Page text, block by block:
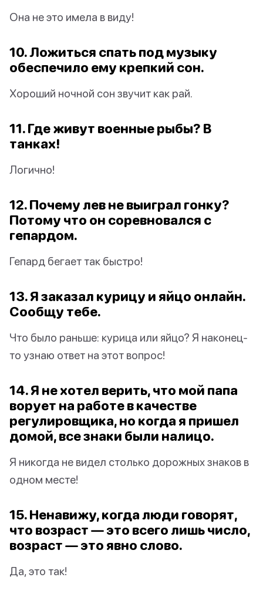
Она не это имела в виду!
10. Ложиться спать под музыку
обеспечило ему крепкий сон.
Хороший ночной сон звучит как рай.
11. Где живут военные рыбы? В
танках!
Логично!
12. Почему лев не выиграл гонку?
Потому что он соревновался с
гепардом.
Гепард бегает так быстро!
13. Я заказал курицу и яйцо онлайн.
Сообщу тебе.
Что было раньше: курица или яйцо? Я наконец-
то узнаю ответ на этот вопрос!
14. Я не хотел верить, что мой папа
ворует на работе в качестве
регулировщика, но когда я пришел
домой, все знаки были налицо.
Я никогда не видел столько дорожных знаков в
одном месте!
15. Ненавижу, когда люди говорят,
что возраст — это всего лишь число,
возраст — это явно слово.
Да, это так!